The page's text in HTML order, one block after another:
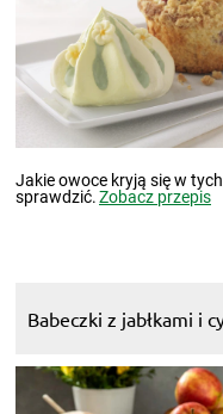
Jakie owoce kryją się w
sprawdzić.Zobacz przepis
Babeczki z jabłkami i